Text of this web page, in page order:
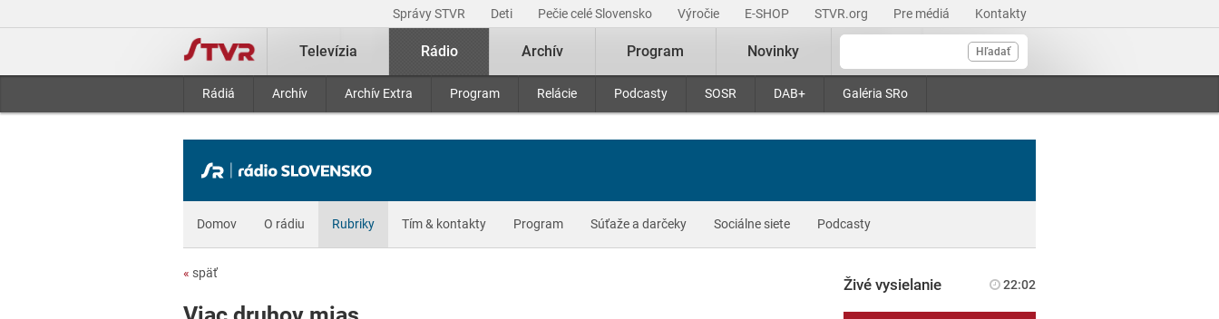
Správy STVR Deti Pečie celé Slovensko Výročie E-SHOP STVR.org Pre médiá Kontakty
Hľadať
Televízia Rádio
Rádiá Archív Archív Extra Program Relácie Podcasty SOSR DAB+ Galéria SRo
Archív Program Novinky
Domov O rádiu Rubriky Tím & kontakty Program Súťaže a darčeky Sociálne siete Podcasty
« späť
Živé vysielanie 22:02